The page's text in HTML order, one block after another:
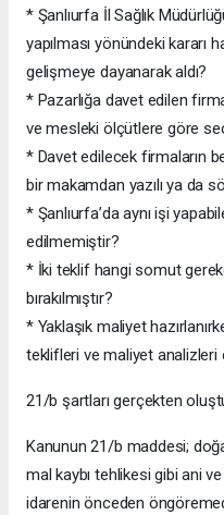
* Şanlıurfa İl Sağlık
yapılması yönündeki
gelişmeye dayanarak aldı?
* Pazarlığa davet edilen
ve mesleki ölçütlere göre
* Davet edilecek firmaların
bir makamdan yazılı ya da
* Şanlıurfa’da aynı işi
edilmemiştir?
* İki teklif hangi somut
bırakılmıştır?
* Yaklaşık maliyet
teklifleri ve maliyet analizleri
21/b şartları gerçekten
Kanunun 21/b maddesi;
mal kaybı tehlikesi gibi ani
idarenin önceden